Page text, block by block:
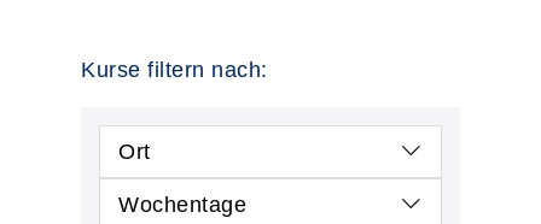
Kurse filtern nach:
Ort
Wochentage